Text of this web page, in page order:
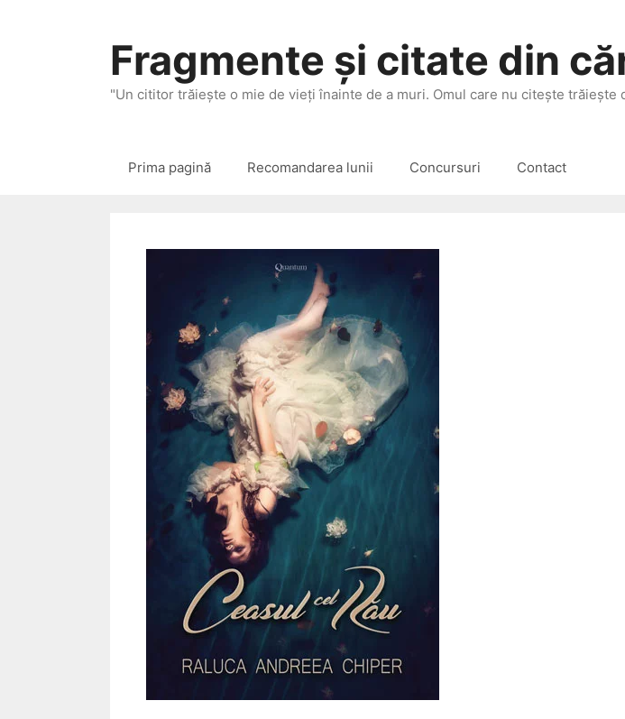
Fragmente și citate din
"Un cititor trăieşte o mie de vieţi înainte de a muri. Omul care nu citeşte trăieşte
Prima pagină Recomandarea lunii Concursuri Contact